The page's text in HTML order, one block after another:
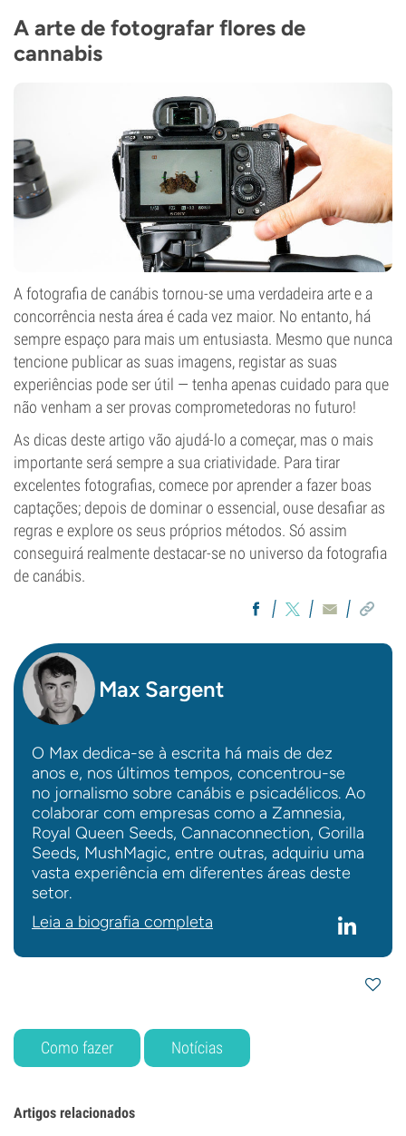
A arte de fotografar flores de
cannabis
A fotografia de canábis tornou-se uma verdadeira arte e a
concorrência nesta área é cada vez maior. No entanto, há
sempre espaço para mais um entusiasta. Mesmo que nunca
tencione publicar as suas imagens, registar as suas
experiências pode ser útil — tenha apenas cuidado para que
não venham a ser provas comprometedoras no futuro!
As dicas deste artigo vão ajudá-lo a começar, mas o mais
importante será sempre a sua criatividade. Para tirar
excelentes fotografias, comece por aprender a fazer boas
captações; depois de dominar o essencial, ouse desafiar as
regras e explore os seus próprios métodos. Só assim
conseguirá realmente destacar-se no universo da fotografia
de canábis.
Max Sargent
O Max dedica-se à escrita há mais de dez
anos e, nos últimos tempos, concentrou-se
no jornalismo sobre canábis e psicadélicos. Ao
colaborar com empresas como a Zamnesia,
Royal Queen Seeds, Cannaconnection, Gorilla
Seeds, MushMagic, entre outras, adquiriu uma
vasta experiência em diferentes áreas deste
setor.
Leia a biografia completa
Como fazer Notícias
Artigos relacionados